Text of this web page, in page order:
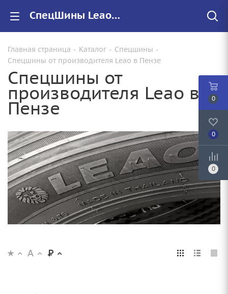
СпецШины Leao купить в Пензе, цены на резину Leao
Главная страница - Каталог - Спецшины -
Спецшины от производителя Leao в Пензе
Спецшины от
производителя Leao в
Пензе 0
0
0